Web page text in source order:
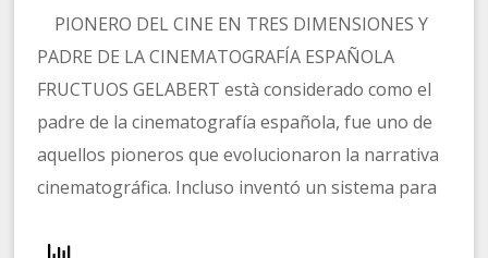
PIONERO DEL CINE EN TRES DIMENSIONES Y
PADRE DE LA CINEMATOGRAFÍA ESPAÑOLA
FRUCTUOS GELABERT està considerado como el
padre de la cinematografía española, fue uno de
aquellos pioneros que evolucionaron la narrativa
cinematográfica. Incluso inventó un sistema para